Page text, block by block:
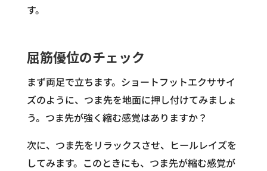
す。
屈筋優位のチェック
まず両足で立ちます。ショートフットエクササイ
ズのように、つま先を地面に押し付けてみましょ
う。つま先が強く縮む感覚はありますか？
次に、つま先をリラックスさせ、ヒールレイズを
してみます。このときにも、つま先が縮む感覚が